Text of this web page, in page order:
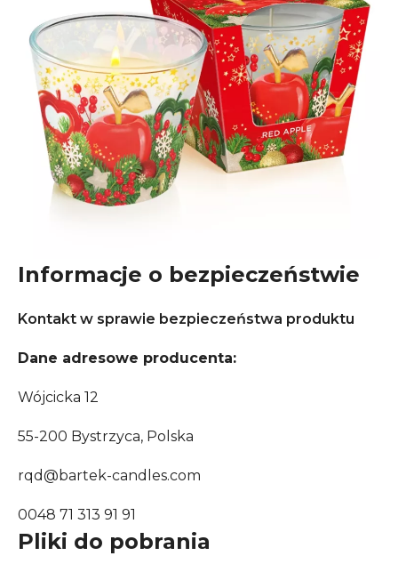
Informacje o bezpieczeństwie
Kontakt w sprawie bezpieczeństwa produktu
Dane adresowe producenta:
Wójcicka 12
55-200 Bystrzyca, Polska
rqd@bartek-candles.com
0048 71 313 91 91
Pliki do pobrania